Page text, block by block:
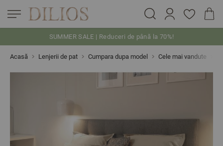
SUMMER SALE | Reduceri de până la 70%!
Acasă Lenjerii de pat Cumpara dupa model Cele mai vandute